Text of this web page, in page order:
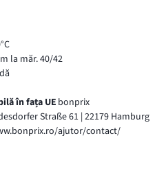
la măr. 40/42
în fața UE bonprix
Straße 61 | 22179 Hamburg
ajutor/contact/